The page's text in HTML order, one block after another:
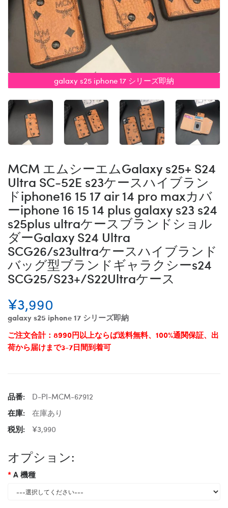
galaxy s25 iphone 17 シリーズ即納
MCM エムシーエムGalaxy s25+ S24
Ultra SC-52E s23ケースハイブラン
ドiphone16 15 17 air 14 pro maxカバ
ーiphone 16 15 14 plus galaxy s23 s24
s25plus ultraケースブランドショル
ダーGalaxy S24 Ultra
SCG26/s23ultraケースハイブランド
バッグ型ブランドギャラクシーs24
SCG25/S23+/S22Ultraケース
¥3,990
galaxy s25 iphone 17 シリーズ即納
ご注文合計：8990円以上ならば送料無料、100%通関保証、出
荷から届けまで3-7日間到着可
品番:
D-PI-MCM-67912
在庫:
在庫あり
税別:
¥3,990
オプション:
A 機種